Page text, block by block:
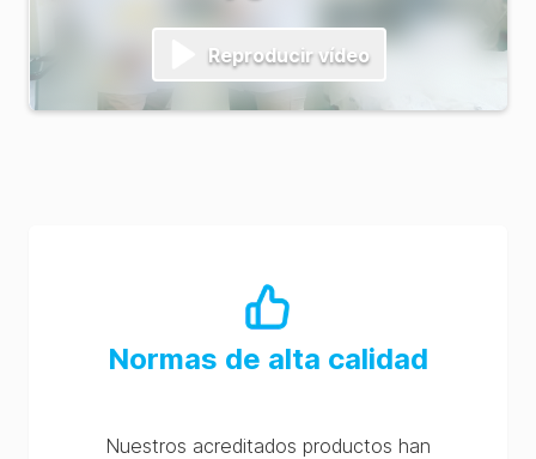
Reproducir vídeo
Normas de alta calidad
Nuestros acreditados productos han